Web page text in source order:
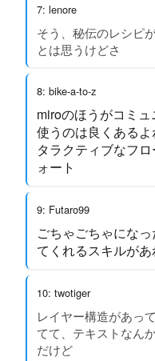
7: lenore
そう、秘伝のレシピ
とは思うけどさ
8: bike-a-to-z
miroのほうがコミ
使うのは良くある
タラクティブなフ
ォート
9: Futaro99
ごちゃごちゃにな
てくれるスキルが
10: twotiger
レイヤー構造があっ
てて、テキストなん
だけど